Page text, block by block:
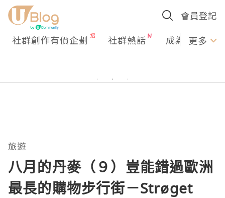
會員登記
社群創作有價企劃 社群熱話 成為U更多
旅遊
八月的丹麥（９）豈能錯過歐洲
最長的購物步行街－Strøget